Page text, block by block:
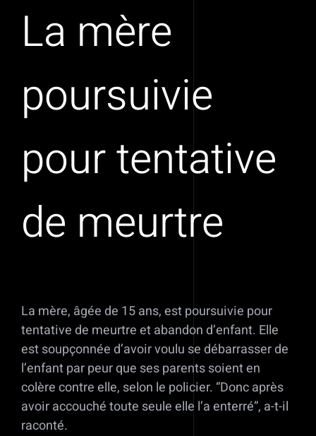
La mère
poursuivie
pour tentative
de meurtre
La mère, âgée de 15 ans, est poursuivie pour
tentative de meurtre et abandon d’enfant. Elle
est soupçonnée d’avoir voulu se débarrasser de
l’enfant par peur que ses parents soient en
colère contre elle, selon le policier. “Donc après
avoir accouché toute seule elle l’a enterré”, a-t-il
raconté.